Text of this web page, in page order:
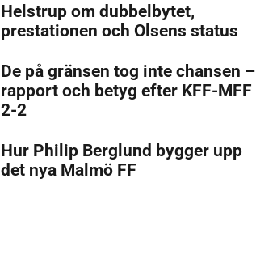
Helstrup om dubbelbytet,
prestationen och Olsens status
De på gränsen tog inte chansen –
rapport och betyg efter KFF-MFF
2-2
Hur Philip Berglund bygger upp
det nya Malmö FF